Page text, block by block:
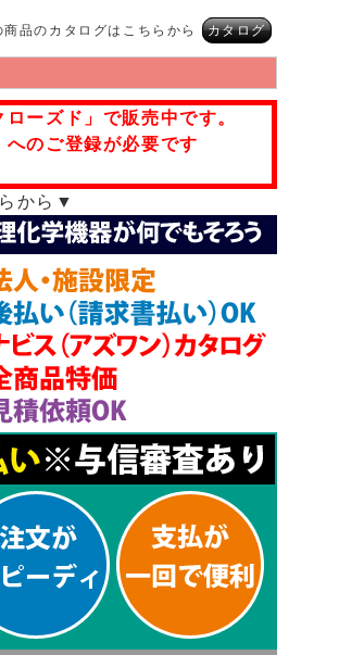
商品のカタログはこちらから カタログ
ーズド」で販売中です。
のご登録が必要です
から▼